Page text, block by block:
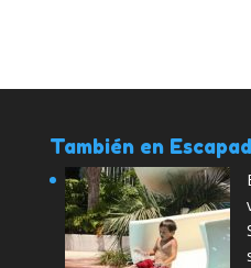
También en